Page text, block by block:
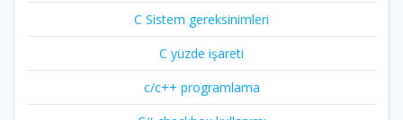
C Sistem gereksinimleri
C yüzde işareti
c/c++ programlama